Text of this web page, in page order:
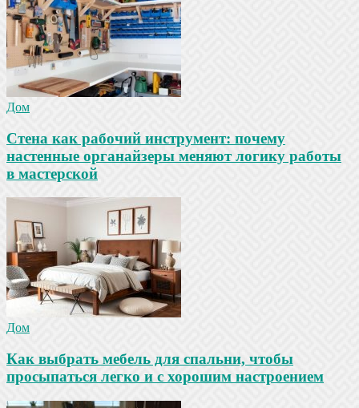
Дом
Стена как рабочий инструмент: почему
настенные органайзеры меняют логику работы
в мастерской
Дом
Как выбрать мебель для спальни, чтобы
просыпаться легко и с хорошим настроением